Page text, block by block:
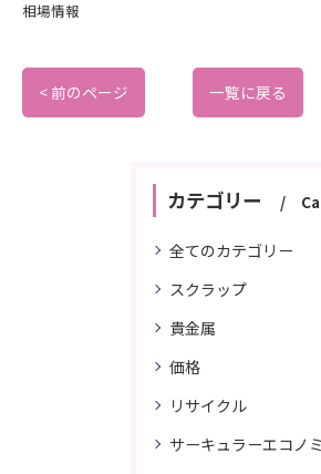
相場情報
< 前のページ 一覧に戻る
カテゴリー
全てのカテゴリー
スクラップ
貴金属
価格
リサイクル
サーキュラーエコノ